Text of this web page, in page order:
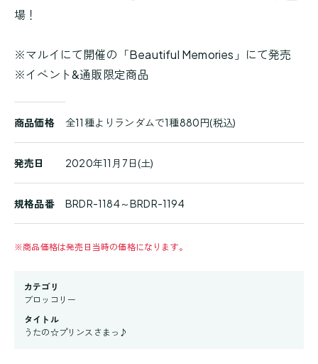
場！
※マルイにて開催の「Beautiful Memories」にて発売
※イベント&通販限定商品
品
詳
細
商品価格 全11種よりランダムで1種880円(税込)
発売日 2020年11月7日(土)
規格品番 BRDR-1184～BRDR-1194
※商品価格は発売日当時の価格になります。
カテゴリ
ブロッコリー
タイトル
うたの☆プリンスさまっ♪